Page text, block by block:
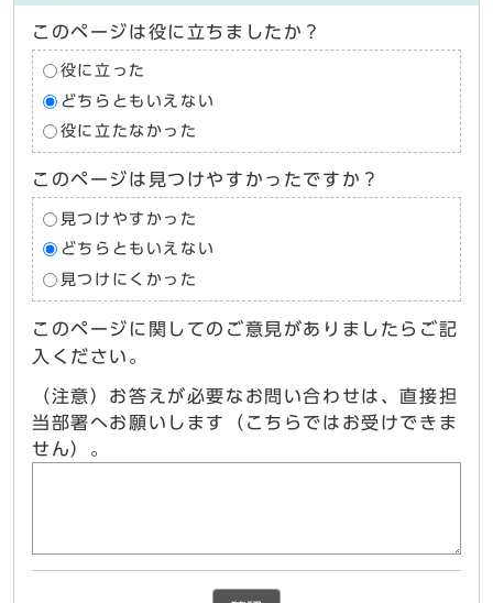
このページは役に立ちましたか？
役に立った
どちらともいえない
役に立たなかった
このページは見つけやすかったですか？
見つけやすかった
どちらともいえない
見つけにくかった
このページに関してのご意見がありましたらご記
入ください。
（注意）お答えが必要なお問い合わせは、直接担
当部署へお願いします（こちらではお受けできま
せん）。